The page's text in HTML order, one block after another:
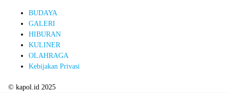
BUDAYA
GALERI
HIBURAN
KULINER
OLAHRAGA
Kebijakan Privasi
© kapol.id 2025